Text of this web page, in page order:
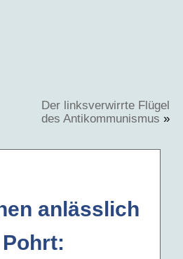
Der linksverwirrte Flügel
des Antikommunismus »
anlässlich